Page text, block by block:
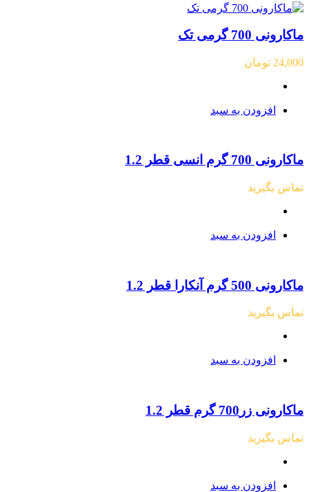
ماکارونی 700 گرمی تک
24,000 تومان
افزودن به سبد
ماکارونی 700 گرم انسی قطر 1.2
تماس بگیرید
افزودن به سبد
ماکارونی 500 گرم آنکارا قطر 1.2
تماس بگیرید
افزودن به سبد
ماکارونی زر700 گرم قطر 1.2
تماس بگیرید
افزودن به سبد